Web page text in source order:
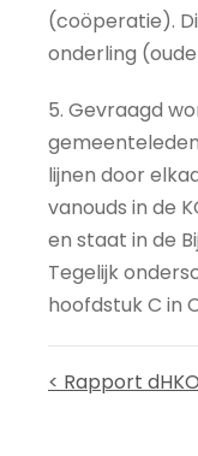
(coöperatie).
onderling
5. Gevraagd
lijnen door
vanouds in de
en staat in de
Tegelijk
hoofdstuk C in
< Rapport